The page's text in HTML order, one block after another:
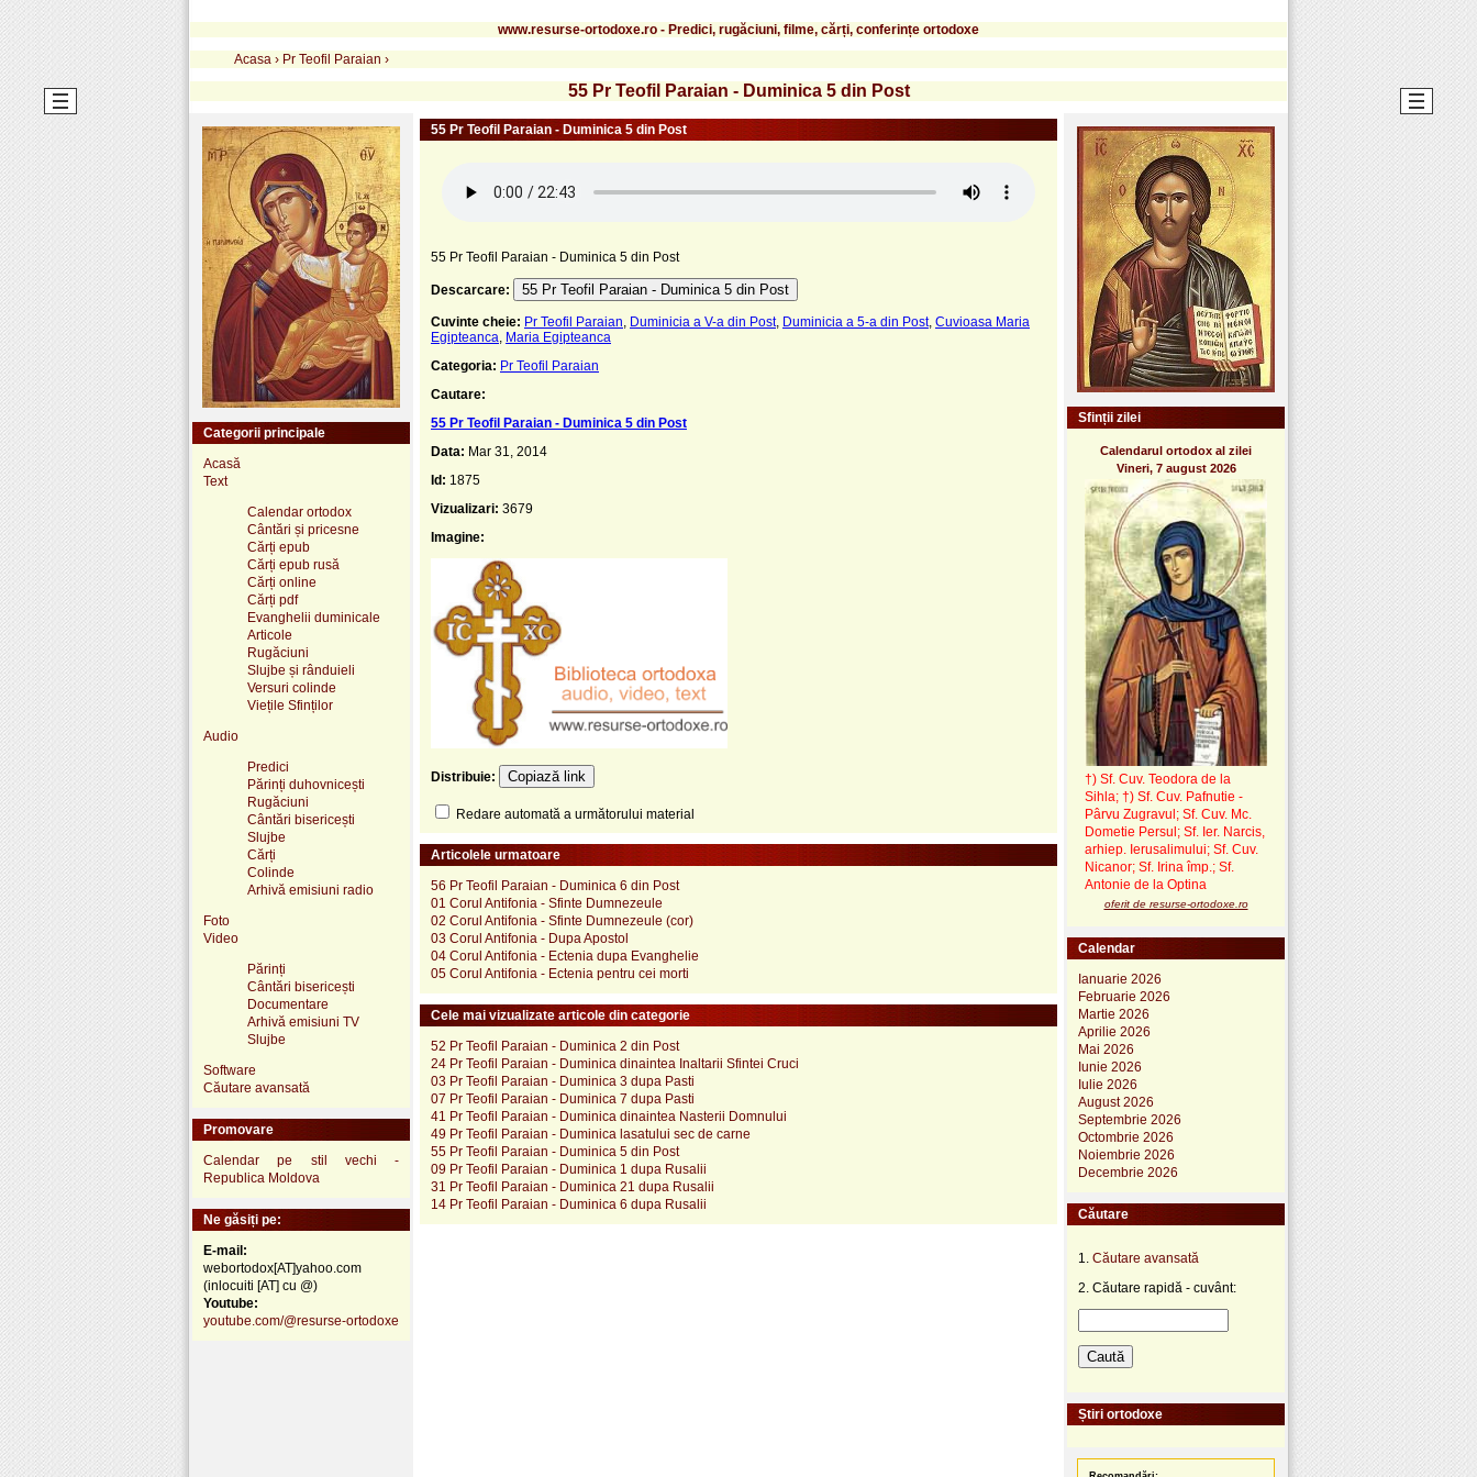
www.resurse-ortodoxe.ro - Predici, rugăciuni, filme, cărți, conferințe ortodoxe
Acasa › Pr Teofil Paraian ›
55 Pr Teofil Paraian - Duminica 5 din Post
55 Pr Teofil Paraian - Duminica 5 din Post
55 Pr Teofil Paraian - Duminica 5 din Post
Descarcare: 55 Pr Teofil Paraian - Duminica 5 din Post
Cuvinte cheie: Pr Teofil Paraian Duminicia a V-a din Post, Duminicia a 5-a din Post, Cuvioasa Maria
Egipteanca Maria Egipteanca
Categoria: Pr Teofil Paraian
Cautare:
55 Pr Teofil Paraian - Duminica 5 din Post
Data: Mar 31, 2014
Id: 1875
Vizualizari: 3679
Imagine:
Distribuie: Copiază link
Redare automată a următorului material
Articolele urmatoare
56 Pr Teofil Paraian - Duminica 6 din Post
01 Corul Antifonia - Sfinte Dumnezeule
02 Corul Antifonia - Sfinte Dumnezeule (cor)
03 Corul Antifonia - Dupa Apostol
04 Corul Antifonia - Ectenia dupa Evanghelie
05 Corul Antifonia - Ectenia pentru cei morti
Cele mai vizualizate articole din categorie
52 Pr Teofil Paraian - Duminica 2 din Post
24 Pr Teofil Paraian - Duminica dinaintea Inaltarii Sfintei Cruci
03 Pr Teofil Paraian - Duminica 3 dupa Pasti
07 Pr Teofil Paraian - Duminica 7 dupa Pasti
41 Pr Teofil Paraian - Duminica dinaintea Nasterii Domnului
49 Pr Teofil Paraian - Duminica lasatului sec de carne
55 Pr Teofil Paraian - Duminica 5 din Post
09 Pr Teofil Paraian - Duminica 1 dupa Rusalii
31 Pr Teofil Paraian - Duminica 21 dupa Rusalii
14 Pr Teofil Paraian - Duminica 6 dupa Rusalii
Categorii principale
Acasă
Text
Calendar ortodox
Cântări și pricesne
Cărți epub
Cărți epub rusă
Cărți online
Cărți pdf
Evanghelii duminicale
Articole
Rugăciuni
Slujbe și rânduieli
Versuri colinde
Viețile Sfinților
Audio
Predici
Părinți duhovnicești
Rugăciuni
Cântări bisericești
Slujbe
Cărți
Colinde
Arhivă emisiuni radio
Foto
Video
Părinți
Cântări bisericești
Documentare
Arhivă emisiuni TV
Slujbe
Software
Căutare avansată
Promovare
Calendar pe stil vechi -
Republica Moldova
Ne găsiți pe:
E-mail:
webortodox[AT]yahoo.com
(inlocuiti [AT] cu @)
Youtube:
youtube.com/@resurse-ortodoxe
Sfinții zilei
Calendarul ortodox al zilei
Vineri, 7 august 2026
†) Sf. Cuv. Teodora de la
Sihla; †) Sf. Cuv. Pafnutie -
Pârvu Zugravul ; Sf. Cuv. Mc.
Dometie Persul; Sf. Ier. Narcis,
arhiep. Ierusalimului; Sf. Cuv.
Nicanor; Sf. Irina împ.; Sf.
Antonie de la Optina
oferit de resurse-ortodoxe.ro
Calendar
Ianuarie 2026
Februarie 2026
Martie 2026
Aprilie 2026
Mai 2026
Iunie 2026
Iulie 2026
August 2026
Septembrie 2026
Octombrie 2026
Noiembrie 2026
Decembrie 2026
Căutare
1. Căutare avansată
2. Căutare rapidă - cuvânt:
Știri ortodoxe